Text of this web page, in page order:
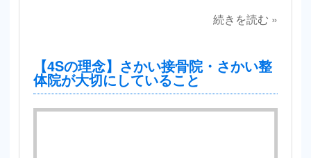
続きを読む »
【4Sの理念】さかい接骨院・さかい整
体院が大切にしていること